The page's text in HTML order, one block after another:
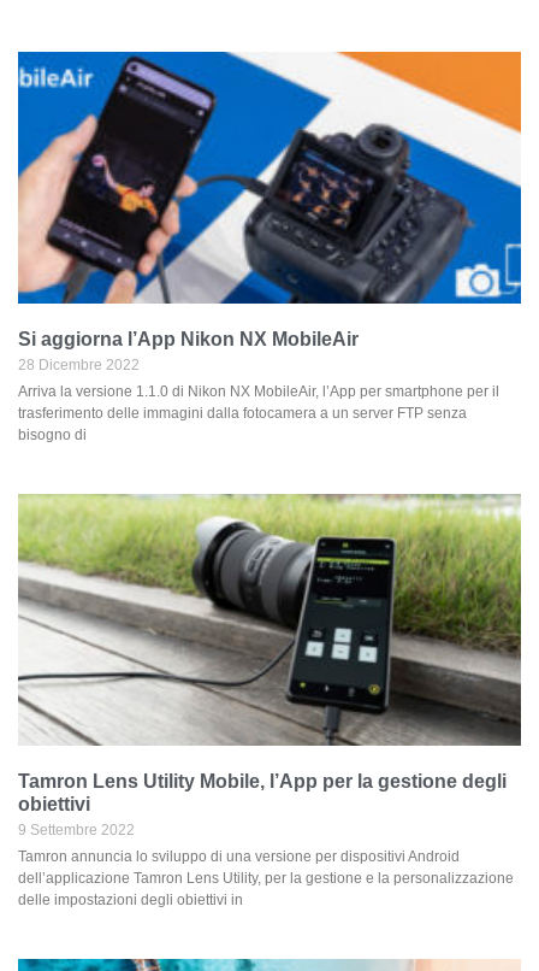
Si aggiorna l’App Nikon NX MobileAir
28 Dicembre 2022
Arriva la versione 1.1.0 di Nikon NX MobileAir, l’App per smartphone per il
trasferimento delle immagini dalla fotocamera a un server FTP senza
bisogno di
Tamron Lens Utility Mobile, l’App per la gestione degli
obiettivi
9 Settembre 2022
Tamron annuncia lo sviluppo di una versione per dispositivi Android
dell’applicazione Tamron Lens Utility, per la gestione e la personalizzazione
delle impostazioni degli obiettivi in